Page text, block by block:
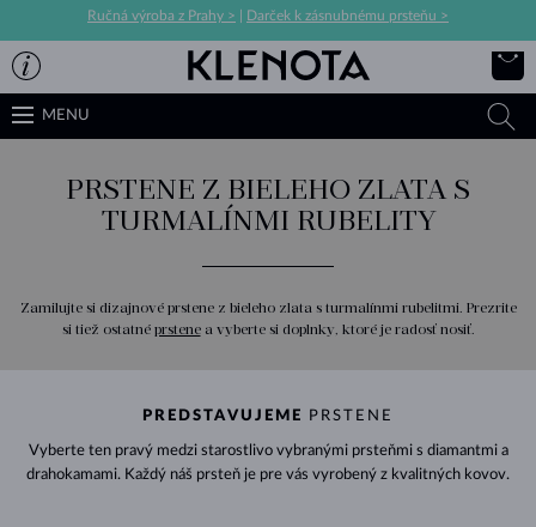
Ručná výroba z Prahy > Darček k zásnubnému prsteňu >
MENU
PRSTENE Z BIELEHO ZLATA S
TURMALÍNMI RUBELITY
Zamilujte si dizajnové prstene z bieleho zlata s turmalínmi rubelitmi. Prezrite
si tiež ostatné prstenea vyberte si doplnky, ktoré je radosť nosiť.
PREDSTAVUJEME PRSTENE
Vyberte ten pravý medzi starostlivo vybranými prsteňmi s diamantmi a
drahokamami. Každý náš prsteň je pre vás vyrobený z kvalitných kovov.